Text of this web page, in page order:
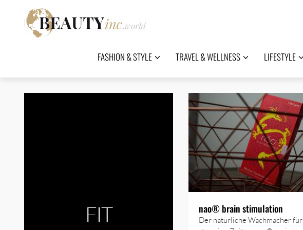
FASHION & STYLE TRAVEL & WELLNESS LIFESTYLE
FIT nao® brain stimulation
Der natürliche Wachmacher für